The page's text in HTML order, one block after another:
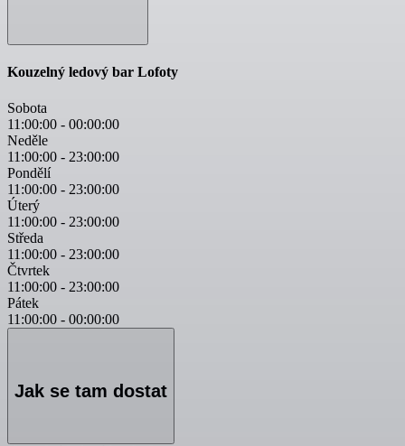
Kouzelný ledový bar Lofoty
Sobota
11:00:00 - 00:00:00
Neděle
11:00:00 - 23:00:00
Pondělí
11:00:00 - 23:00:00
Úterý
11:00:00 - 23:00:00
Středa
11:00:00 - 23:00:00
Čtvrtek
11:00:00 - 23:00:00
Pátek
11:00:00 - 00:00:00
Jak se tam dostat